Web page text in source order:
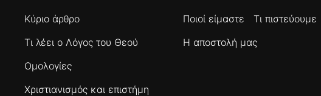
Κύριο άρθρο
Τι λέει ο Λόγος του Θεού
Ομολογίες
Χριστιανισμός και επιστήμη
Ποιοί είμαστε
Τι πιστεύουμε
Η αποστολή μας